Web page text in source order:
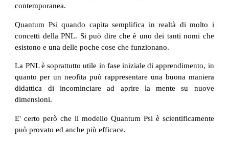
contemporanea.
Quantum Psi quando capita semplifica in realtà di molto i
concetti della PNL. Si può dire che è uno dei tanti nomi che
esistono e una delle poche cose che funzionano.
La PNL è soprattutto utile in fase iniziale di apprendimento, in
quanto per un neofita può rappresentare una buona maniera
didattica di incominciare ad aprire la mente su nuove
dimensioni.
E' certo però che il modello Quantum Psi è scientificamente
può provato ed anche più efficace.